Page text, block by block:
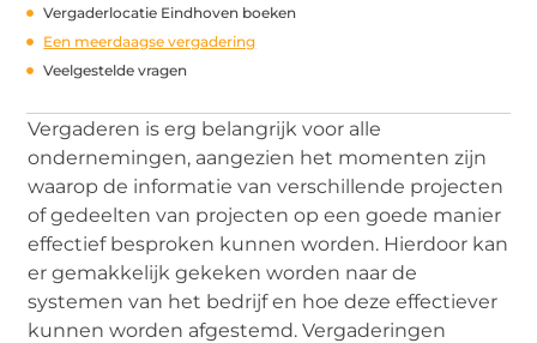
Vergaderlocatie Eindhoven boeken
Een meerdaagse vergadering
Veelgestelde vragen
Vergaderen is erg belangrijk voor alle
ondernemingen, aangezien het momenten zijn
waarop de informatie van verschillende projecten
of gedeelten van projecten op een goede manier
effectief besproken kunnen worden. Hierdoor kan
er gemakkelijk gekeken worden naar de
systemen van het bedrijf en hoe deze effectiever
kunnen worden afgestemd. Vergaderingen